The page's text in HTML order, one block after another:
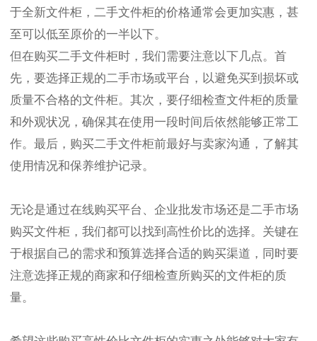
于全新文件柜，二手文件柜的价格通常会更加实惠，甚
至可以低至原价的一半以下。
但在购买二手文件柜时，我们需要注意以下几点。首
先，要选择正规的二手市场或平台，以避免买到损坏或
质量不合格的文件柜。其次，要仔细检查文件柜的质量
和外观状况，确保其在使用一段时间后依然能够正常工
作。最后，购买二手文件柜前最好与卖家沟通，了解其
使用情况和保养维护记录。
无论是通过在线购买平台、企业批发市场还是二手市场
购买文件柜，我们都可以找到高性价比的选择。关键在
于根据自己的需求和预算选择合适的购买渠道，同时要
注意选择正规的商家和仔细检查所购买的文件柜的质
量。